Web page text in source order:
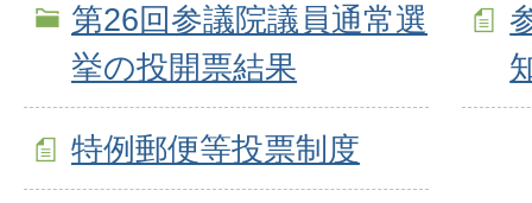
第26回参議院議員通常選
挙の投開票結果
特例郵便等投票制度